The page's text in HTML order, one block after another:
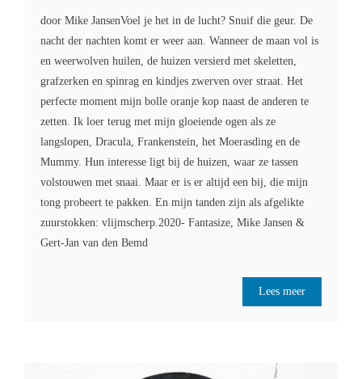
door Mike JansenVoel je het in de lucht? Snuif die geur. De
nacht der nachten komt er weer aan. Wanneer de maan vol is
en weerwolven huilen, de huizen versierd met skeletten,
grafzerken en spinrag en kindjes zwerven over straat. Het
perfecte moment mijn bolle oranje kop naast de anderen te
zetten. Ik loer terug met mijn gloeiende ogen als ze
langslopen, Dracula, Frankenstein, het Moerasding en de
Mummy. Hun interesse ligt bij de huizen, waar ze tassen
volstouwen met snaai. Maar er is er altijd een bij, die mijn
tong probeert te pakken. En mijn tanden zijn als afgelikte
zuurstokken: vlijmscherp.2020- Fantasize, Mike Jansen &
Gert-Jan van den Bemd
Lees meer